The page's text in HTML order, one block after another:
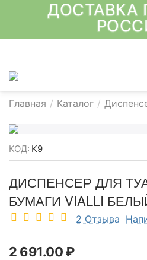
ДОСТАВКА
Главная / Каталог /
КОД: K9
ДИСПЕНСЕР ДЛЯ
БУМАГИ VIALLI
2 Отзыва
2 691.00₽